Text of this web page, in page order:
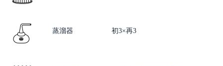
蒸溜器 初3×再3